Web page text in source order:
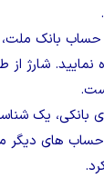
حساب بانک
نمایید. شارژ
بانکی، یک
حساب های